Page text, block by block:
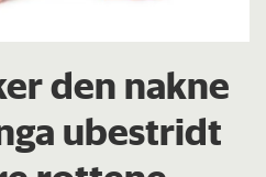
den nakne
ubestridt